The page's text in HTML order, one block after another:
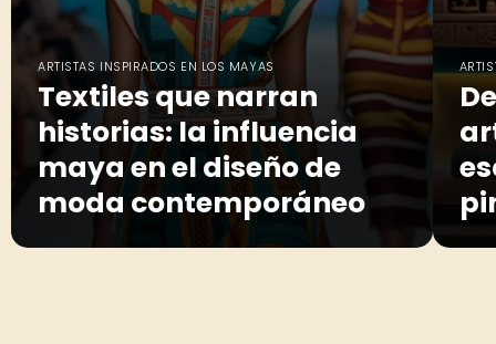
ARTISTAS INSPIRADOS EN LOS MAYAS
Textiles que narran
historias: la influencia
maya en el diseño de
moda contemporáneo